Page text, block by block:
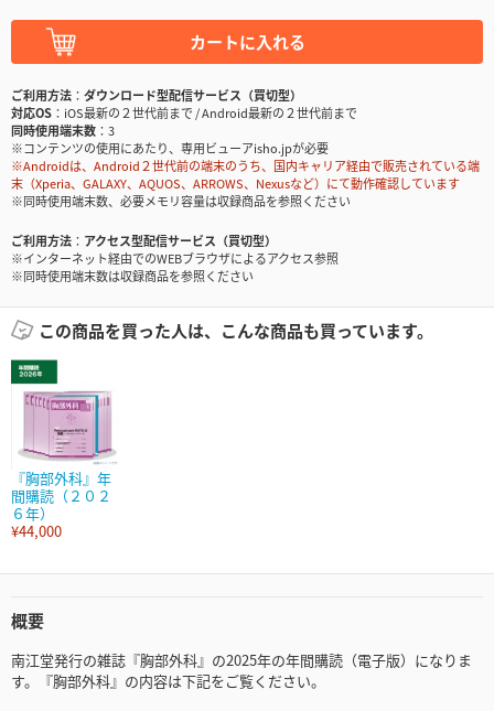
カートに入れる
ご利用方法
ダウンロード型配信サービス（買切型）
対応OS
iOS最新の２世代前まで / Android最新の２世代前まで
同時使用端末数
3
※コンテンツの使用にあたり、専用ビューアisho.jpが必要
※Androidは、Android２世代前の端末のうち、国内キャリア経由で販売されている端
末（Xperia、GALAXY、AQUOS、ARROWS、Nexusなど）にて動作確認しています
※同時使用端末数、必要メモリ容量は収録商品を参照ください
ご利用方法
アクセス型配信サービス（買切型）
※インターネット経由でのWEBブラウザによるアクセス参照
※同時使用端末数は収録商品を参照ください
この商品を買った人は、こんな商品も買っています。
『胸部外科』年
間購読（２０２
６年）
¥44,000
概要
南江堂発行の雑誌『胸部外科』の2025年の年間購読（電子版）になりま
す。『胸部外科』の内容は下記をご覧ください。